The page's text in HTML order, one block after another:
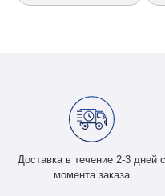
Доставка в течение 2-3 дней с
момента заказа